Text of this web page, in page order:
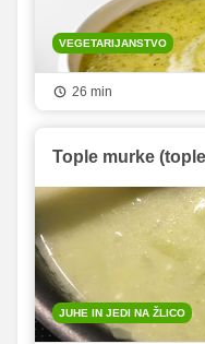
VEGETARIJANSTVO
26 min
Tople murke
JUHE IN JEDI NA ŽLICO